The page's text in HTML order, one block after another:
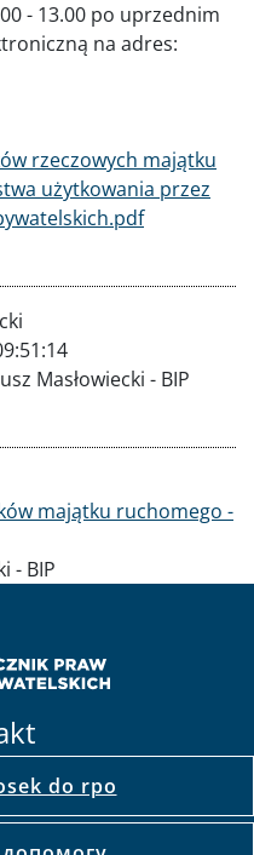
- 13.00 po uprzednim
na adres:
rzeczowych majątku
użytkowania przez
Masłowiecki - BIP
majątku ruchomego -
- BIP
do rpo